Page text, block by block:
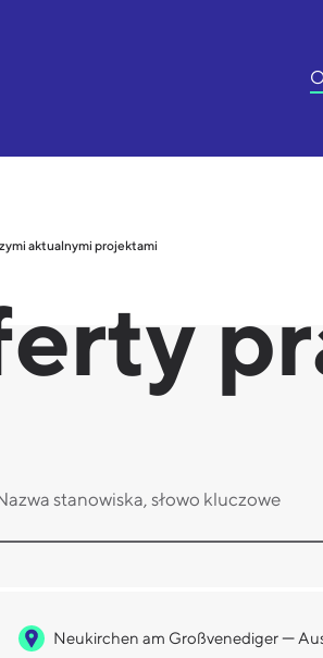
aktualnymi projektami
Neukirchen am Großvenediger—